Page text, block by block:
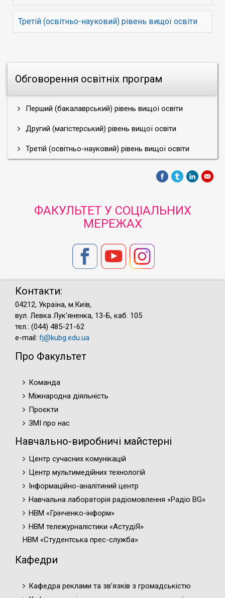
Обговорення освітніх програм
Перший (бакалаврський) рівень вищої освіти
Другий (магістерський) рівень вищої освіти
Третій (освітньо-науковий) рівень вищої освіти
Третій (освітньо-науковий) рівень вищої освіти
ФАКУЛЬТЕТ У СОЦІАЛЬНИХ
МЕРЕЖАХ
Контакти:
04212, Україна, м.Київ,
вул. Левка Лук'яненка, 13-Б, каб. 105
тел.: (044) 485-21-62
e-mail: fj@kubg.edu.ua
Про Факультет
Команда
Міжнародна діяльність
Проєкти
ЗМІ про нас
Навчально-виробничі майстерні
Центр сучасних комунікацій
Центр мультимедійних технологій
Інформаційно-аналітиний центр
Навчальна лабораторія радіомовлення «Радіо BG»
НВМ «Грінченко-інформ»
НВМ тележурналістики «АстудіЯ»
НВМ «Студентська прес-служба»
Кафедри
Кафедра реклами та зв’язків з громадськістю